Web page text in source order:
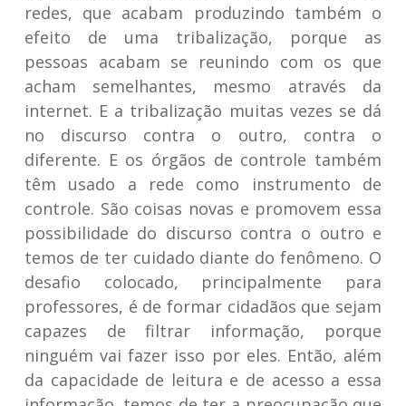
redes, que acabam produzindo também o
efeito de uma tribalização, porque as
pessoas acabam se reunindo com os que
acham semelhantes, mesmo através da
internet. E a tribalização muitas vezes se dá
no discurso contra o outro, contra o
diferente. E os órgãos de controle também
têm usado a rede como instrumento de
controle. São coisas novas e promovem essa
possibilidade do discurso contra o outro e
temos de ter cuidado diante do fenômeno. O
desafio colocado, principalmente para
professores, é de formar cidadãos que sejam
capazes de filtrar informação, porque
ninguém vai fazer isso por eles. Então, além
da capacidade de leitura e de acesso a essa